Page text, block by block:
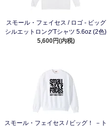
スモール・フェイセス / ロゴ - ビッグ
シルエットロングTシャツ 5.6oz (2色)
5,600円(内税)
スモール・フェイセス / ビッグ！ －ト